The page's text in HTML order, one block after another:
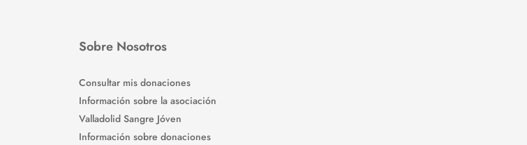
Sobre Nosotros
Consultar mis donaciones
Información sobre la asociación
Valladolid Sangre Jóven
Información sobre donaciones